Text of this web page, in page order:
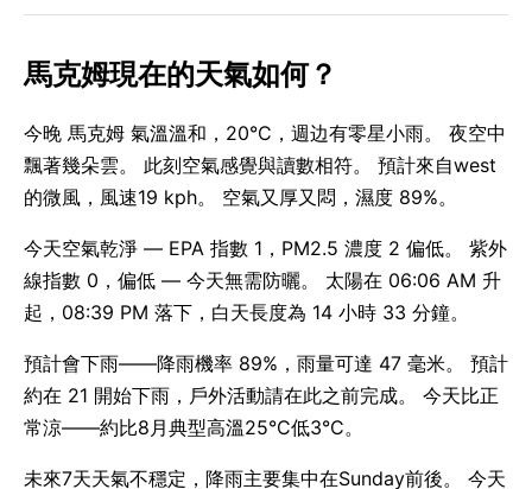
馬克姆現在的天氣如何？
今晚 馬克姆 氣溫溫和，20°C，週边有零星小雨。 夜空中
飄著幾朵雲。 此刻空氣感覺與讀數相符。 預計來自west
的微風，風速19 kph。 空氣又厚又悶，濕度 89%。
今天空氣乾淨 — EPA 指數 1，PM2.5 濃度 2 偏低。 紫外
線指數 0，偏低 — 今天無需防曬。 太陽在 06:06 AM 升
起，08:39 PM 落下，白天長度為 14 小時 33 分鐘。
預計會下雨——降雨機率 89%，雨量可達 47 毫米。 預計
約在 21 開始下雨，戶外活動請在此之前完成。 今天比正
常涼——約比8月典型高溫25°C低3°C。
未來7天天氣不穩定，降雨主要集中在Sunday前後。 今天